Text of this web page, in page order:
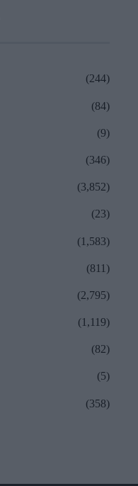
(244)
(84)
(9)
(346)
(3,852)
(23)
(1,583)
(811)
(2,795)
(1,119)
(82)
(5)
(358)